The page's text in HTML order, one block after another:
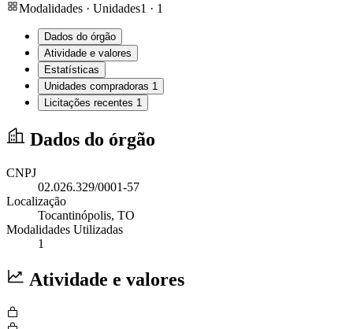
Modalidades · Unidades1 · 1
Dados do órgão
Atividade e valores
Estatísticas
Unidades compradoras 1
Licitações recentes 1
Dados do órgão
CNPJ
02.026.329/0001-57
Localização
Tocantinópolis, TO
Modalidades Utilizadas
1
Atividade e valores